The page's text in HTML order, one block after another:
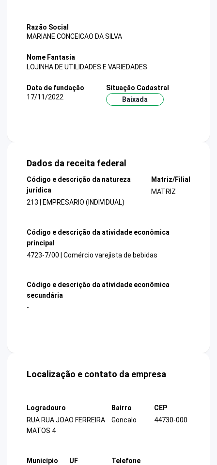
Razão Social
MARIANE CONCEICAO DA SILVA
Nome Fantasia
LOJINHA DE UTILIDADES E VARIEDADES
Data de fundação
17/11/2022
Situação Cadastral
Baixada
Dados da receita federal
Código e descrição da natureza
jurídica
213 | EMPRESARIO (INDIVIDUAL)
Matriz/Filial
MATRIZ
Código e descrição da atividade econômica
principal
4723-7/00 | Comércio varejista de bebidas
Código e descrição da atividade econômica
secundária
-
Localização e contato da empresa
Logradouro
RUA RUA JOAO FERREIRA
MATOS 4
Bairro
Goncalo
CEP
44730-000
Município
UF
Telefone